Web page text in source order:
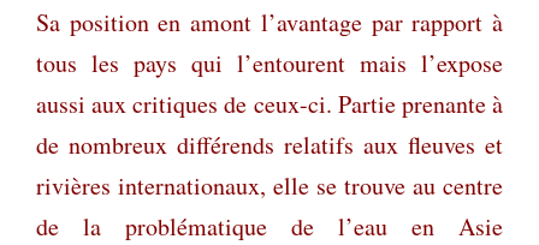
Sa position en amont l’avantage par rapport à
tous les pays qui l’entourent mais l’expose
aussi aux critiques de ceux-ci. Partie prenante à
de nombreux différends relatifs aux fleuves et
rivières internationaux, elle se trouve au centre
de la problématique de l’eau en Asie